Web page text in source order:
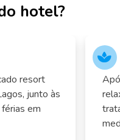
hotel?
resort
junto às
em